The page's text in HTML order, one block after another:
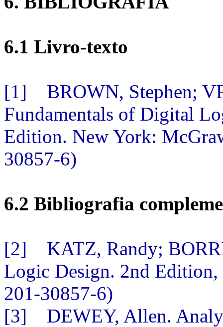
6.1 Livro-texto
[1] BROWN, Stephen;
Fundamentals of Digital
Edition. New York:
30857-6)
6.2 Bibliografia
[2] KATZ, Randy;
Logic Design. 2nd
201-30857-6)
[3] DEWEY, Allen.